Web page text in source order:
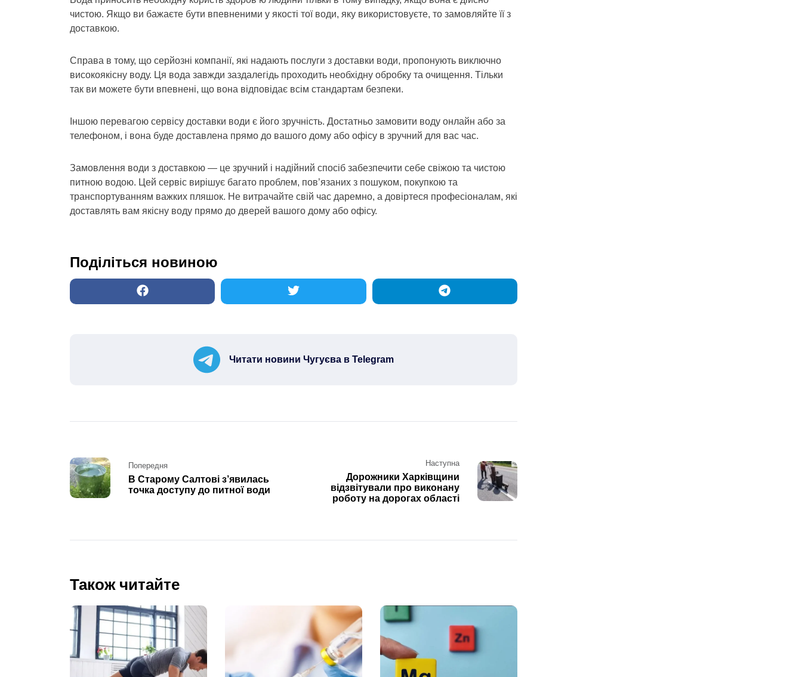
чистою. Якщо ви бажаєте бути впевненими у якості тої води, яку використовуєте, то замовляйте її з
доставкою.
Справа в тому, що серйозні компанії, які надають послуги з доставки води, пропонують виключно
високоякісну воду. Ця вода завжди заздалегідь проходить необхідну обробку та очищення. Тільки
так ви можете бути впевнені, що вона відповідає всім стандартам безпеки.
Іншою перевагою сервісу доставки води є його зручність. Достатньо замовити воду онлайн або за
телефоном, і вона буде доставлена прямо до вашого дому або офісу в зручний для вас час.
Замовлення води з доставкою — це зручний і надійний спосіб забезпечити себе свіжою та чистою
питною водою. Цей сервіс вирішує багато проблем, пов’язаних з пошуком, покупкою та
транспортуванням важких пляшок. Не витрачайте свій час даремно, а довіртеся професіоналам, які
доставлять вам якісну воду прямо до дверей вашого дому або офісу.
Поділіться новиною
Читати новини Чугуєва в Telegram
Post
navigation
Попередня
В Старому Салтові з’явилась
точка доступу до питної води
Наступна
Дорожники Харківщини
відзвітували про виконану
роботу на дорогах області
Також читайте